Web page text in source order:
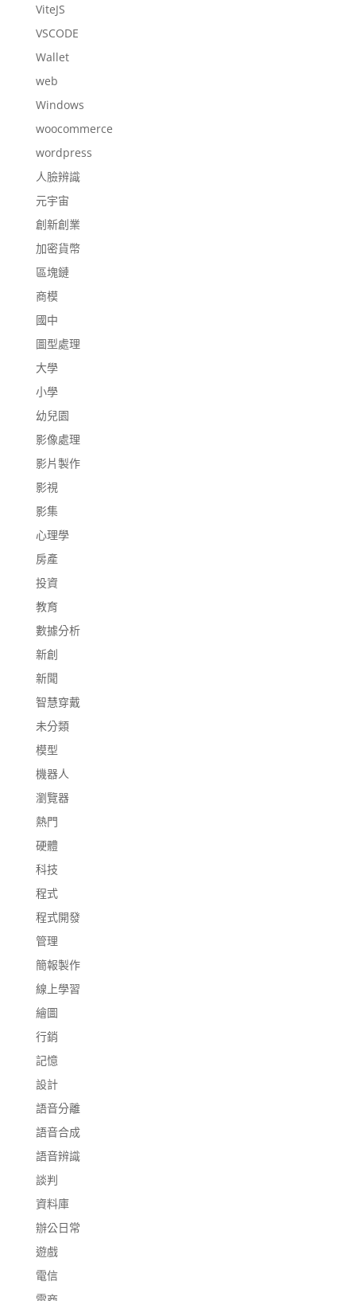
ViteJS
VSCODE
Wallet
web
Windows
woocommerce
wordpress
人臉辨識
元宇宙
創新創業
加密貨幣
區塊鏈
商模
國中
圖型處理
大學
小學
幼兒園
影像處理
影片製作
影視
影集
心理學
房產
投資
教育
數據分析
新創
新聞
智慧穿戴
未分類
模型
機器人
瀏覽器
熱門
硬體
科技
程式
程式開發
管理
簡報製作
線上學習
繪圖
行銷
記憶
設計
語音分離
語音合成
語音辨識
談判
資料庫
辦公日常
遊戲
電信